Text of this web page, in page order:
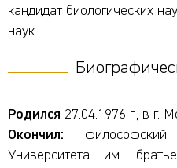
кандидат биологических
наук
Родился 27.04.1976 г., в г.
Окончил: философский
Университета им.